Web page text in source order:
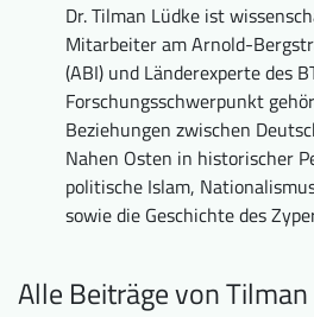
Downloads Wer
Kontakt
EN
Dr. Tilman Lüdke ist
Mitarbeiter am Arnold-
(ABI) und Länderexperte des
Forschungsschwerpunkt
Beziehungen zwischen
Nahen Osten in historischer
politische Islam,
sowie die Geschichte des
Alle Beiträge von